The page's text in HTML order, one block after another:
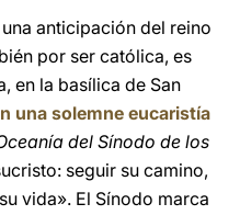
anticipación del reino
por ser católica, es
en la basílica de San
una solemne eucaristía
del Sínodo de los
seguir su camino,
vida». El Sínodo marca